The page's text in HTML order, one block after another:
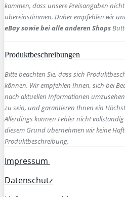
kommen, dass unsere Preisangaben
übereinstimmen. Daher empfehlen wir
eBay sowie bei alle anderen Shops
Produktbeschreibungen
Bitte beachten Sie, dass sich
können. Wir empfehlen Ihnen, sich bei
nach aktuellen Informationen
zu sein, und garantieren Ihnen ein
Allerdings können Fehler nicht
diesem Grund übernehmen wir keine
Produktbeschreibung.
Impressum
Datenschutz